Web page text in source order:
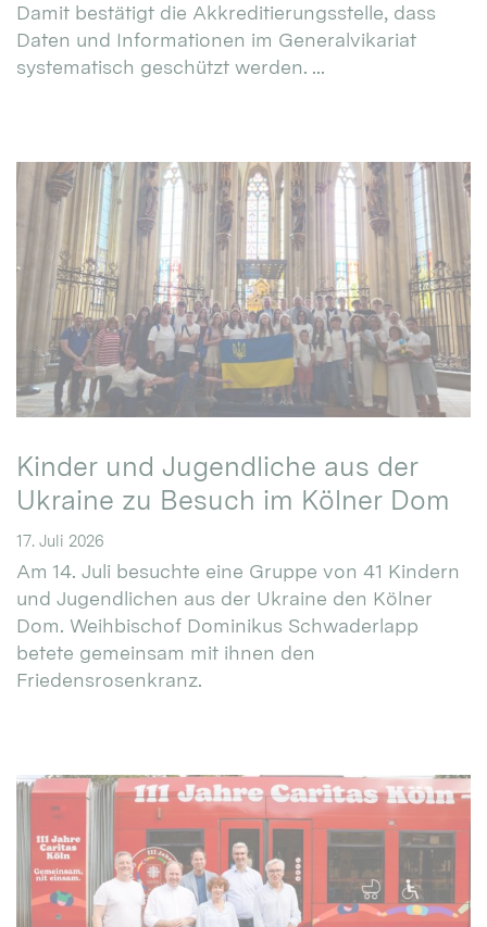
Damit bestätigt die Akkreditierungsstelle, dass
Daten und Informationen im Generalvikariat
systematisch geschützt werden. ...
Kinder und Jugendliche aus der
Ukraine zu Besuch im Kölner Dom
17. Juli 2026
Am 14. Juli besuchte eine Gruppe von 41 Kindern
und Jugendlichen aus der Ukraine den Kölner
Dom. Weihbischof Dominikus Schwaderlapp
betete gemeinsam mit ihnen den
Friedensrosenkranz.